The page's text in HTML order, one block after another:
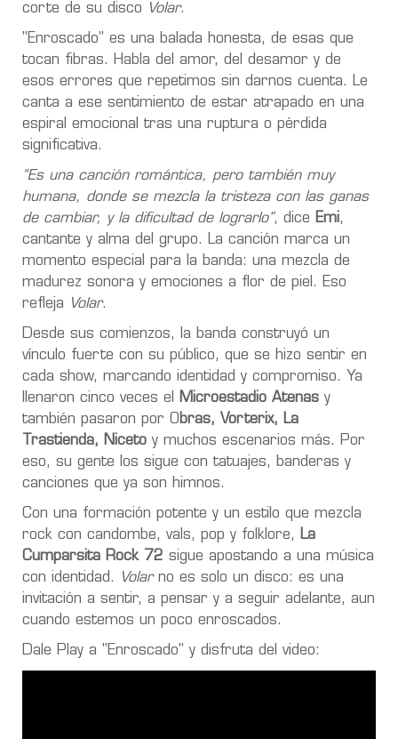
corte de su disco
Volar.
"Enroscado" es una balada honesta, de esas que
tocan fibras. Habla del amor, del desamor y de
esos errores que repetimos sin darnos cuenta. Le
canta a ese sentimiento de estar atrapado en una
espiral emocional tras una ruptura o pérdida
significativa.
“Es una canción romántica, pero también muy
humana, donde se mezcla la tristeza con las ganas
de cambiar, y la dificultad de lograrlo”, dice Emi,
cantante y alma del grupo. La canción marca un
momento especial para la banda: una mezcla de
madurez sonora y emociones a flor de piel. Eso
refleja
Volar.
Desde sus comienzos, la banda construyó un
vínculo fuerte con su público, que se hizo sentir en
cada show, marcando identidad y compromiso. Ya
llenaron cinco veces el
Microestadio Atenas y
también pasaron por Obras, Vorterix, La
Trastienda, Niceto y muchos escenarios más. Por
eso, su gente los sigue con tatuajes, banderas y
canciones que ya son himnos.
Con una formación potente y un estilo que mezcla
rock con candombe, vals, pop y folklore,
La
Cumparsita Rock 72 sigue apostando a una música
con identidad.
Volarno es solo un disco: es una
invitación a sentir, a pensar y a seguir adelante, aun
cuando estemos un poco enroscados.
Dale Play a "Enroscado" y disfruta del video: